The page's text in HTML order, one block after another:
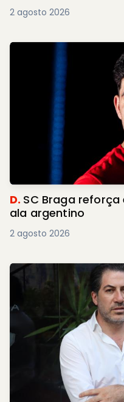
2 agosto 2026
D. SC Braga
ala argentino
2 agosto 2026